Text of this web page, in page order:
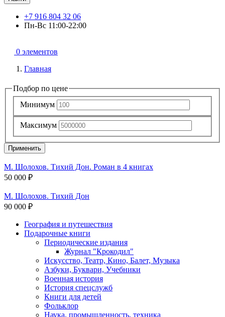
+7 916 804 32 06
Пн-Вс 11:00-22:00
0 элементов
Главная
Подбор по цене
Минимум
Максимум
Применить
М. Шолохов. Тихий Дон. Роман в 4 книгах
50 000 ₽
М. Шолохов. Тихий Дон
90 000 ₽
Разделы
каталога
География и путешествия
Подарочные книги
Периодические издания
Журнал "Крокодил"
Искусство, Театр, Кино, Балет, Музыка
Азбуки, Буквари, Учебники
Военная история
История спецслужб
Книги для детей
Фольклор
Наука, промышленность, техника